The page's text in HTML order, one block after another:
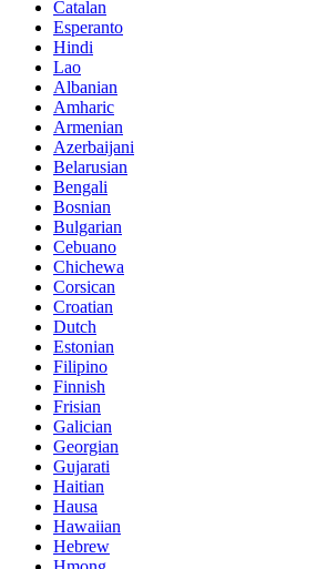
Catalan
Esperanto
Hindi
Lao
Albanian
Amharic
Armenian
Azerbaijani
Belarusian
Bengali
Bosnian
Bulgarian
Cebuano
Chichewa
Corsican
Croatian
Dutch
Estonian
Filipino
Finnish
Frisian
Galician
Georgian
Gujarati
Haitian
Hausa
Hawaiian
Hebrew